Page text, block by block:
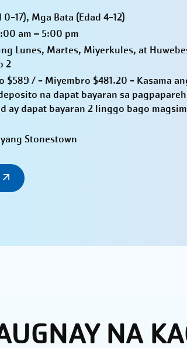
0-17), Mga Bata (Edad 4-12)
am – 5:00 pm
Lunes, Martes, Miyerkules, at
2
$589 / - Miyembro $481.20 - Kasama
na dapat bayaran sa
ay dapat bayaran 2 linggo bago
Stonestown
NA